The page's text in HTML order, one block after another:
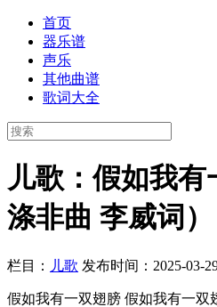
首页
器乐谱
声乐
其他曲谱
歌词大全
儿歌：假如我有
涤非曲 李威词）
栏目： 儿歌 发布时间：2025-03-
假如我有一双翅膀 假如我有一双